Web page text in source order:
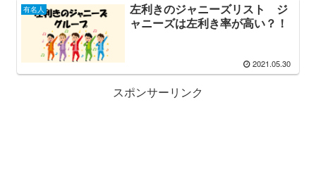
有名人
左利きのジャニーズリスト ジ
ャニーズは左利き率が高い？！
2021.05.30
スポンサーリンク